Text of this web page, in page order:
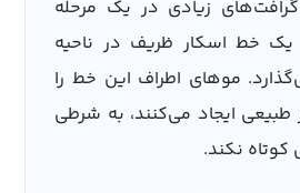
زیادی در یک مرحله
یک خط اسکار ظریف در ناحیه
موهای اطراف این خط را
ایجاد می‌کنند، به شرطی
کوتاه نکند.